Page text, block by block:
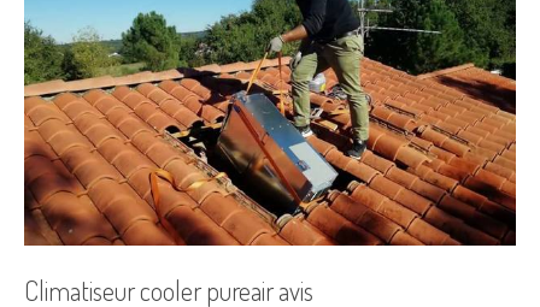
Climatiseur cooler pureair avis